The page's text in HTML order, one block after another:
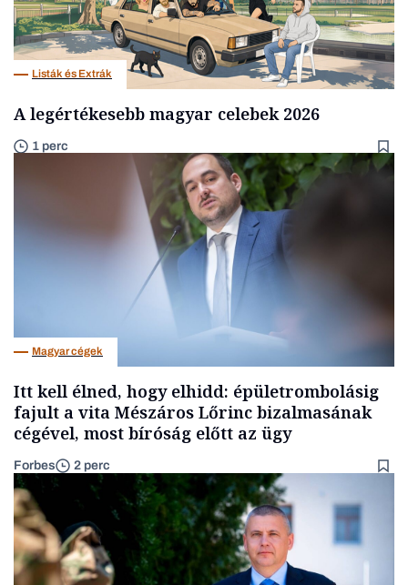
Listák és Extrák
A legértékesebb magyar celebek 2026
1 perc
Magyar cégek
Itt kell élned, hogy elhidd: épületrombolásig
fajult a vita Mészáros Lőrinc bizalmasának
cégével, most bíróság előtt az ügy
Forbes 2 perc